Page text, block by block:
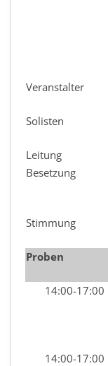
Veranstalter
Solisten
Leitung
Besetzung
Stimmung
Proben
14:00-17:00
14:00-17:00